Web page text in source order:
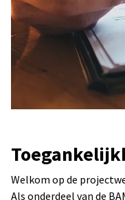
Welkom op de
Als onderdeel van de